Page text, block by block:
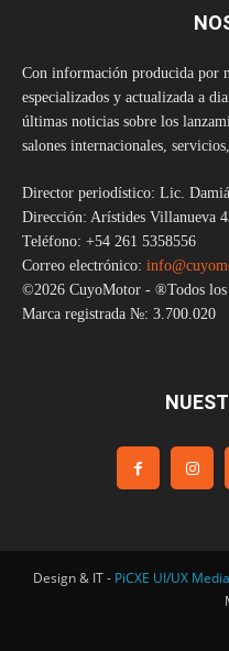
Con información producida por
especializados y actualizada a
últimas noticias sobre los
salones internacionales,
Director periodístico: Lic.
Dirección: Arístides Villanueva
Teléfono: +54 261 5358556
Correo electrónico:
©2026 CuyoMotor - ®Todos los
Marca registrada №: 3.700.020
Design & IT - PiCXE UI/UX